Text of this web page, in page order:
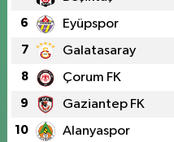
6 Eyüpspor
7 Galatasaray
8 Çorum FK
9 Gaziantep FK
10 Alanyaspor